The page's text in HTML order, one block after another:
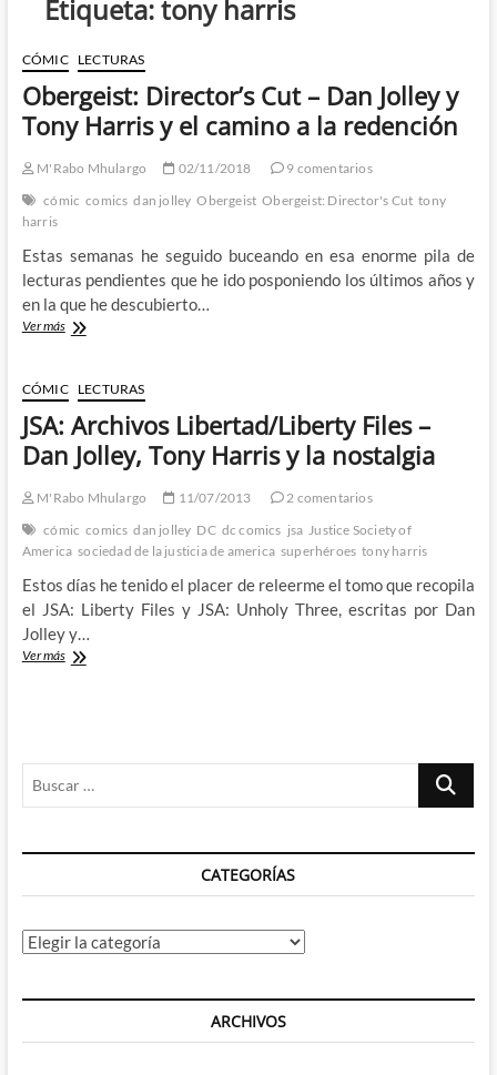
Etiqueta:tony harris
CÓMIC LECTURAS
Obergeist: Director’s Cut – Dan Jolley y
Tony Harris y el camino a la redención
M'Rabo Mhulargo 02/11/2018
9 comentarios
cómic comics dan jolley Obergeist Obergeist: Director's Cut tony
harris
Estas semanas he seguido buceando en esa enorme pila de
lecturas pendientes que he ido posponiendo los últimos años y
en la que he descubierto…
Ver másObergeist:
–
Dan
Jolley
Tony
y
el
camino
la
redención
CÓMIC LECTURAS
JSA: Archivos Libertad/Liberty Files –
Dan Jolley, Tony Harris y la nostalgia
M'Rabo Mhulargo 11/07/2013
2 comentarios
cómic comics dan jolley DC dc comics jsa Justice Society of
America sociedad de la justicia de america superhéroes tony harris
Estos días he tenido el placer de releerme el tomo que recopila
el JSA: Liberty Files y JSA: Unholy Three, escritas por Dan
Jolley y…
Ver másJSA:
Tony
Harris
la
Buscar
CATEGORÍAS
Categorías
ARCHIVOS